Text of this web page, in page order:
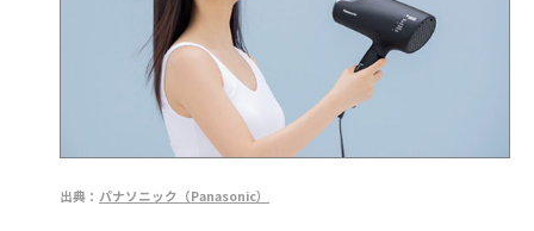
出典： パナソニック（Panasonic）